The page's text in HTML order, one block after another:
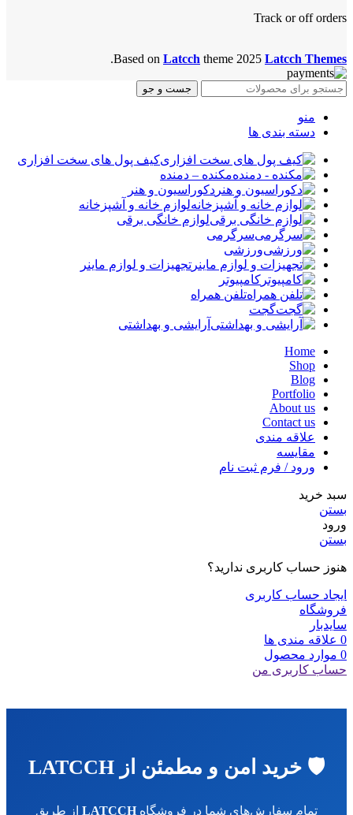
Track or off orders
Based on Latcch theme 2025 Latcch Themes
.
جست و جو
منو
دسته بندی ها
کیف پول های سخت افزاری
مکنده – دمنده
دکوراسیون و هنر
لوازم خانه و آشپزخانه
لوازم خانگی برقی
سرگرمی
ورزشی
تجهیزات و لوازم ماینر
کامپیوتر
تلفن همراه
گجت
آرایشی و بهداشتی
Home
Shop
Blog
Portfolio
About us
Contact us
علاقه مندی
مقایسه
ورود / فرم ثبت نام
سبد خرید
بستن
ورود
بستن
هنوز حساب کاربری ندارید؟
ایجاد حساب کاربری
فروشگاه
سایدبار
0 علاقه مندی ها
0 موارد محصول
حساب کاربری من
🛡️ خرید امن و مطمئن از LATCCH
تمام سفارش‌های شما در فروشگاهLATCCH از طریق